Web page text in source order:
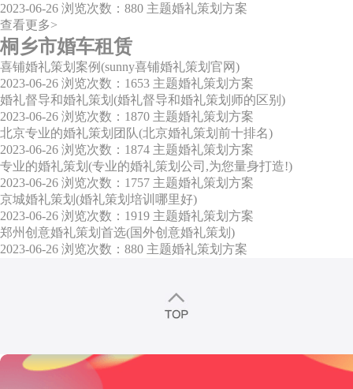
2023-06-26 浏览次数：880 主题婚礼策划方案
查看更多>
桐乡市婚车租赁
喜铺婚礼策划案例(sunny喜铺婚礼策划官网)
2023-06-26 浏览次数：1653 主题婚礼策划方案
婚礼督导和婚礼策划(婚礼督导和婚礼策划师的区别)
2023-06-26 浏览次数：1870 主题婚礼策划方案
北京专业的婚礼策划团队(北京婚礼策划前十排名)
2023-06-26 浏览次数：1874 主题婚礼策划方案
专业的婚礼策划(专业的婚礼策划公司,为您量身打造!)
2023-06-26 浏览次数：1757 主题婚礼策划方案
京城婚礼策划(婚礼策划培训哪里好)
2023-06-26 浏览次数：1919 主题婚礼策划方案
郑州创意婚礼策划首选(国外创意婚礼策划)
2023-06-26 浏览次数：880 主题婚礼策划方案